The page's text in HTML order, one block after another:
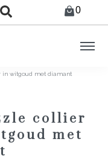
0
in witgoud met diamant
collier
met